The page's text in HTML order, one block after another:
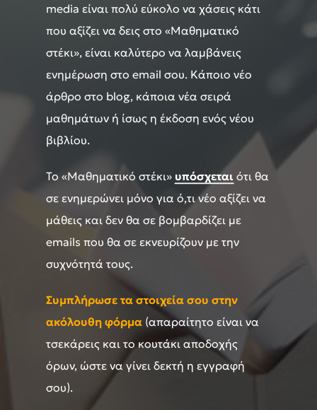
media είναι πολύ εύκολο να χάσεις κάτι
που αξίζει να δεις στο «Μαθηματικό
στέκι», είναι καλύτερο να λαμβάνεις
ενημέρωση στο email σου. Κάποιο νέο
άρθρο στο blog, κάποια νέα σειρά
μαθημάτων ή ίσως η έκδοση ενός νέου
βιβλίου.
Το «Μαθηματικό στέκι» υπόσχεται ότι θα
σε ενημερώνει μόνο για ό,τι νέο αξίζει να
μάθεις και δεν θα σε βομβαρδίζει με
emails που θα σε εκνευρίζουν με την
συχνότητά τους.
Συμπλήρωσε τα στοιχεία σου στην
ακόλουθη φόρμα (απαραίτητο είναι να
τσεκάρεις και το κουτάκι αποδοχής
όρων, ώστε να γίνει δεκτή η εγγραφή
σου).